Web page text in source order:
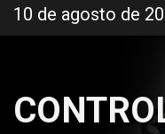
al
10 de agosto de